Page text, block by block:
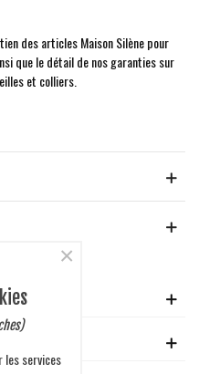
des articles Maison Silène pour
que le détail de nos garanties sur
et colliers.
les services
×